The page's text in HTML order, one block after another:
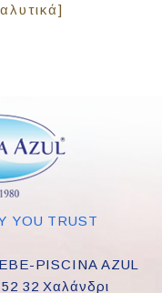
YOU TRUST
PISCINA AZUL
32 Χαλάνδρι